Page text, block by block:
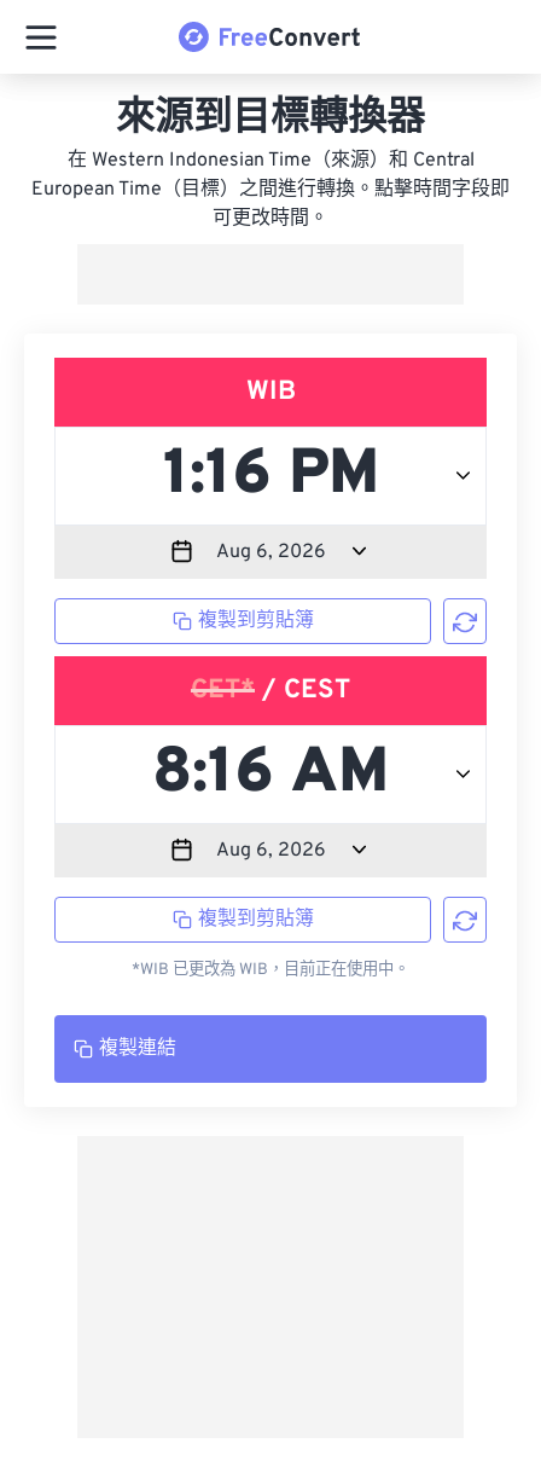
來源到目標轉換器
在 Western Indonesian Time（來源）和 Central
European Time（目標）之間進行轉換。點擊時間字段即
可更改時間。
WIB
複製到剪貼簿
CET* / CEST
複製到剪貼簿
*WIB 已更改為 WIB，目前正在使用中。
複製連結